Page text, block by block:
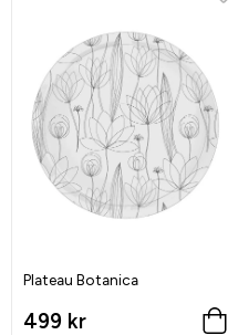
Plateau Botanica
499 kr